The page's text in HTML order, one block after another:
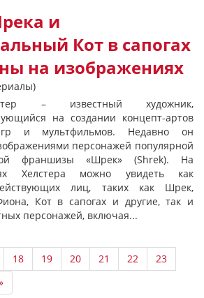
и
Кот в сапогах
на изображениях
– известный художник,
на создании концепт-артов
и мультфильмов. Недавно он
персонажей популярной
франшизы «Шрек» (Shrek). На
Хелстера можно увидеть как
лиц, таких как Шрек,
Кот в сапогах и другие, так и
персонажей, включая...
18 19 20 21 22
23